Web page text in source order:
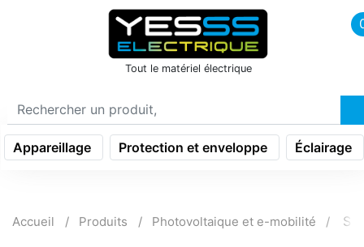
icon menu burger
Tout le matériel électrique
Appareillage Protection et enveloppe Éclairage
Accueil Produits Photovoltaique et e-mobilité